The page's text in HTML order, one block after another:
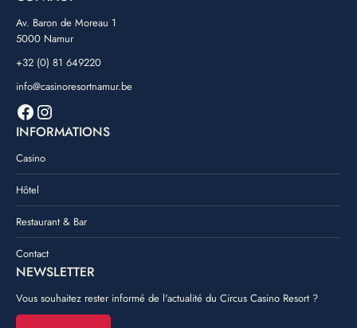
Av. Baron de Moreau 1
5000 Namur
+32 (0) 81 649220
info@casinoresortnamur.be
Facebook
Instagram
INFORMATIONS
Casino
Hôtel
Restaurant & Bar
Contact
NEWSLETTER
Vous souhaitez rester informé de l'actualité du Circus Casino Resort ?